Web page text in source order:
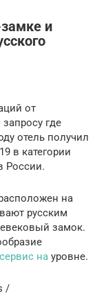
и
от
где
отель получил
в категории
России.
на
русским
замок.
на уровне.
/